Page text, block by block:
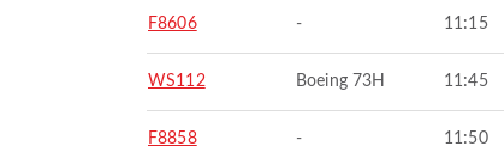
F8606 - 11:15
WS112 Boeing 73H 11:45
F8858 - 11:50